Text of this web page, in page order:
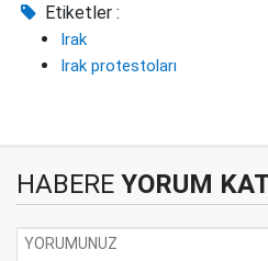
Etiketler :
Irak
Irak protestoları
HABERE YORUM